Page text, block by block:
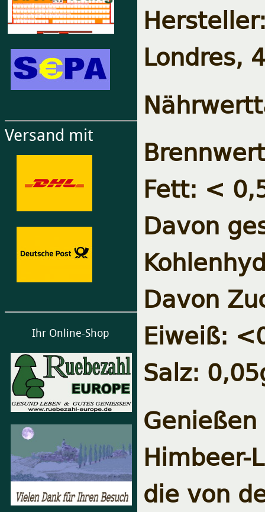
Versand mit
Ihr Online-Shop
Londres,
Fett: <
Davon
Davon
Eiweiß:
Salz:
die von